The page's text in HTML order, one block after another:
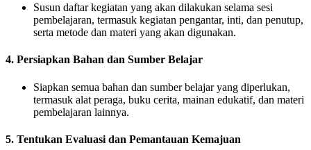
Susun daftar kegiatan yang akan dilakukan selama sesi
pembelajaran, termasuk kegiatan pengantar, inti, dan penutup,
serta metode dan materi yang akan digunakan.
4. Persiapkan Bahan dan Sumber Belajar
Siapkan semua bahan dan sumber belajar yang diperlukan,
termasuk alat peraga, buku cerita, mainan edukatif, dan materi
pembelajaran lainnya.
5. Tentukan Evaluasi dan Pemantauan Kemajuan